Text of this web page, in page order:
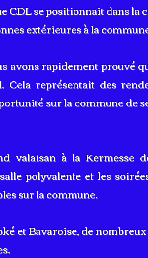
CDL se positionnait dans la
extérieures à la
avons rapidement prouvé
Cela représentait des
sur la commune de
valaisan à la Kermesse
polyvalente et les
sur la commune.
et Bavaroise, de